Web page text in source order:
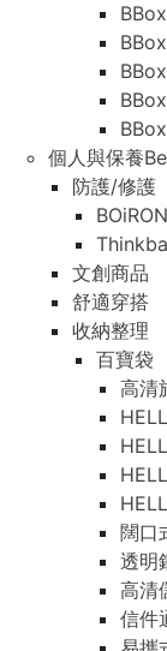
個人與保養
防護/修護
文創商品
舒適穿搭
收納整理
百寶袋
高清
闊口
透明
高清
信件